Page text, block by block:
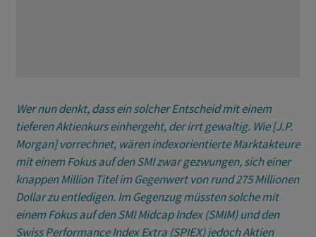
Wer nun denkt, dass ein solcher Entscheid mit einem
tieferen Aktienkurs einhergeht, der irrt gewaltig. Wie [J.P.
Morgan] vorrechnet, wären indexorientierte Marktakteure
mit einem Fokus auf den SMI zwar gezwungen, sich einer
knappen Million Titel im Gegenwert von rund 275 Millionen
Dollar zu entledigen. Im Gegenzug müssten solche mit
einem Fokus auf den SMI Midcap Index (SMIM) und den
Swiss Performance Index Extra (SPIEX) jedoch Aktien